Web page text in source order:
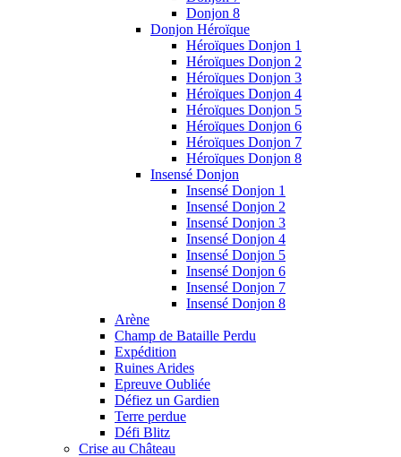
Donjon 8
Donjon Héroïque
Héroïques Donjon 1
Héroïques Donjon 2
Héroïques Donjon 3
Héroïques Donjon 4
Héroïques Donjon 5
Héroïques Donjon 6
Héroïques Donjon 7
Héroïques Donjon 8
Insensé Donjon
Insensé Donjon 1
Insensé Donjon 2
Insensé Donjon 3
Insensé Donjon 4
Insensé Donjon 5
Insensé Donjon 6
Insensé Donjon 7
Insensé Donjon 8
Arène
Champ de Bataille Perdu
Expédition
Ruines Arides
Epreuve Oubliée
Défiez un Gardien
Terre perdue
Défi Blitz
Crise au Château